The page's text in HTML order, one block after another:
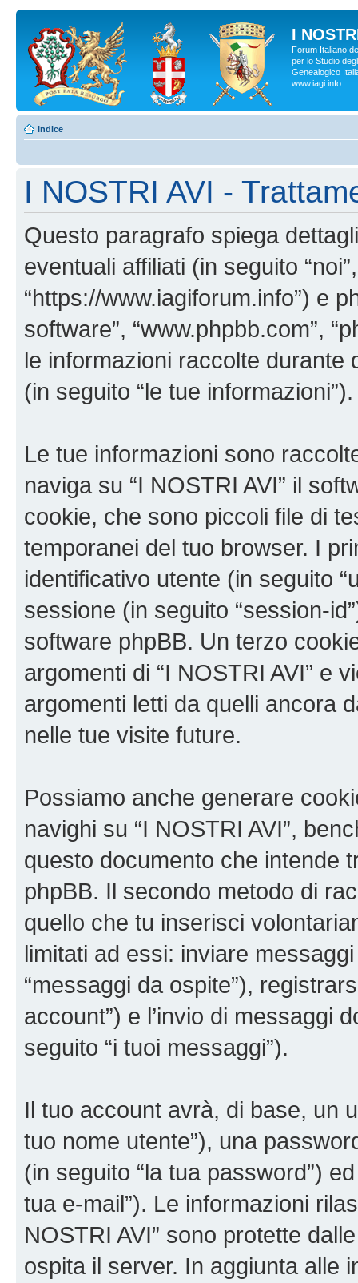
I
Forum Italiano
per lo Studio
Genealogico
www.iagi.info
Indice
I NOSTRI AVI -
Questo paragrafo spiega
eventuali affiliati (in seguito
“https://www.iagiforum.info”) e
software”, “www.phpbb.com”,
le informazioni raccolte durante
(in seguito “le tue informazioni”).
Le tue informazioni sono
naviga su “I NOSTRI AVI” il
cookie, che sono piccoli file di
temporanei del tuo browser. I
identificativo utente (in seguito
sessione (in seguito “session-
software phpBB. Un terzo
argomenti di “I NOSTRI AVI” e
argomenti letti da quelli ancora
nelle tue visite future.
Possiamo anche generare
navighi su “I NOSTRI AVI”,
questo documento che intende
phpBB. Il secondo metodo di
quello che tu inserisci
limitati ad essi: inviare
“messaggi da ospite”),
account”) e l’invio di messaggi
seguito “i tuoi messaggi”).
Il tuo account avrà, di base, un
tuo nome utente”), una
(in seguito “la tua password”)
tua e-mail”). Le informazioni
NOSTRI AVI” sono protette
ospita il server. In aggiunta alle